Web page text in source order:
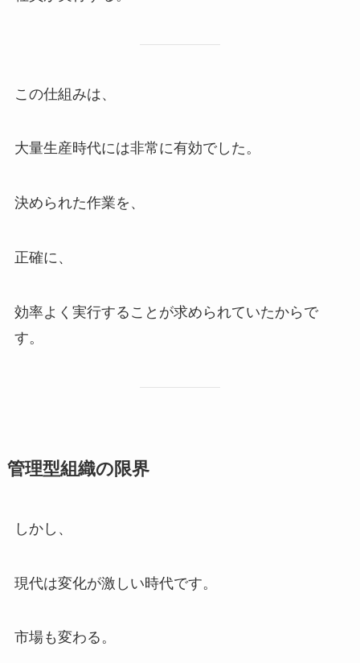
この仕組みは、
大量生産時代には非常に有効でした。
決められた作業を、
正確に、
効率よく実行することが求められていたからで
す。
管理型組織の限界
しかし、
現代は変化が激しい時代です。
市場も変わる。